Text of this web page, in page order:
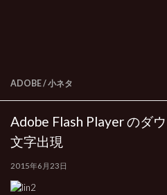
ADOBE/小ネタ
Adobe Flash Player のダ
文字出現
2015年6月23日